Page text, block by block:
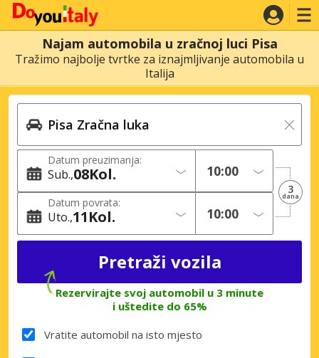
Najam automobila u zračnoj luci Pisa
Tražimo najbolje tvrtke za iznajmljivanje automobila u
Italija
Datum preuzimanja:
Sub. 08Kol.
Datum povrata:
Uto. 11Kol.
3
dana
Rezervirajte svoj automobil u 3 minute
i uštedite do 65%
Vratite automobil na isto mjesto